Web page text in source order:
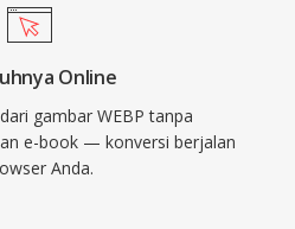
Online
gambar WEBP tanpa
e-book — konversi berjalan
Anda.